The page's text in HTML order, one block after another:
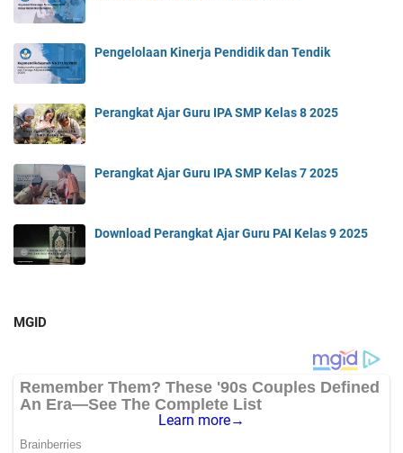
Pengelolaan Kinerja Pendidik dan Tendik
Perangkat Ajar Guru IPA SMP Kelas 8 2025
Perangkat Ajar Guru IPA SMP Kelas 7 2025
Download Perangkat Ajar Guru PAI Kelas 9 2025
MGID